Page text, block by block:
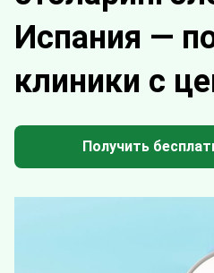
Испания —
клиники с
Получить